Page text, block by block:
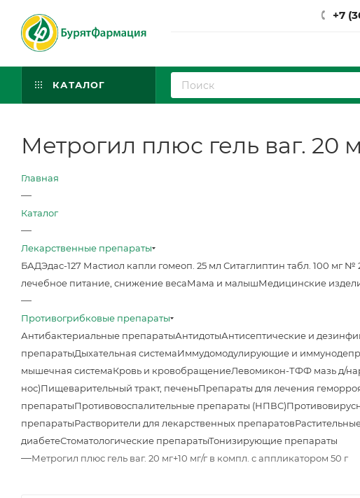
+7
КАТАЛОГ
Метрогил плюс гель ваг. 20
Главная
—
Каталог
—
Лекарственные препараты
БАДЭдас-127 Мастиол капли гомеоп. 25 мл Ситаглиптин табл. 100 мг №
лечебное питание, снижение весаМама и малышМедицинские
—
Противогрибковые препараты
Антибактериальные препаратыАнтидотыАнтисептические и
препаратыДыхательная системаИммудомодулирующие и
мышечная системаКровь и кровобращениеЛевомикон-ТФФ мазь д/
нос)Пищеварительный тракт, печеньПрепараты для лечения
препаратыПротивовоспалительные препараты (НПВС)
препаратыРастворители для лекарственных препаратов
диабетеСтоматологические препаратыТонизирующие препараты
—Метрогил плюс гель ваг. 20 мг+10 мг/г в компл. с аппликатором 50 г